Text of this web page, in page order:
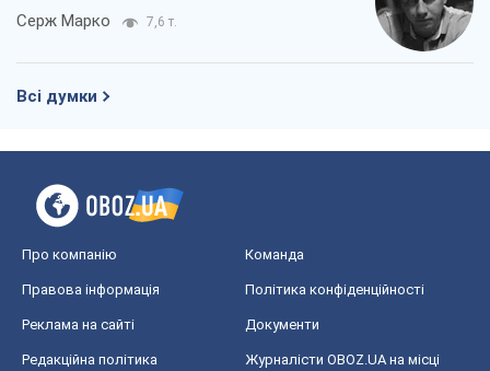
Серж Марко 7,6 т.
Всі думки
Про компанію Команда
Правова інформація Політика конфіденційності
Реклама на сайті Документи
Редакційна політика
Журналісти OBOZ.UA на місці